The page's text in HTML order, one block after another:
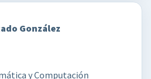
González
y Computación